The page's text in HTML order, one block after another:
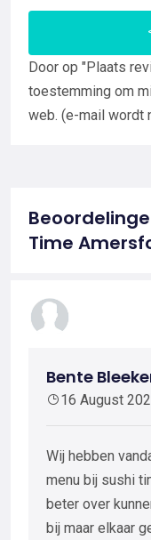
Door op "Plaats
toestemming om
web. (e-mail wordt
Time
Bente
16 August
Wij hebben
menu bij sushi
beter over
bij maar elkaar